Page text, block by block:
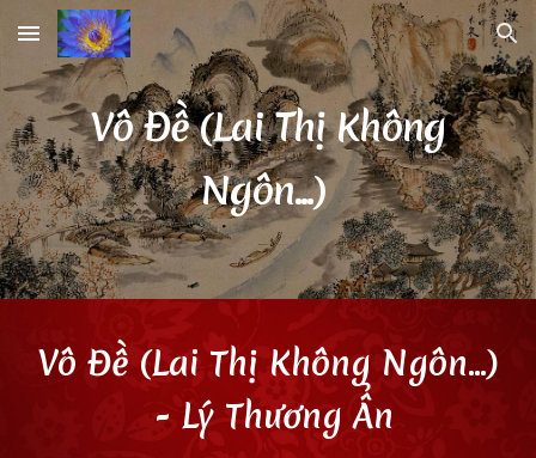
Skip to main content Skip to navigation
Vô Đề (Lai Thị Không
Ngôn...)
Vô Đề (Lai Thị Không Ngôn...)
- Lý Thương Ẩn